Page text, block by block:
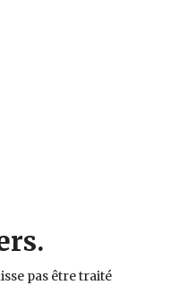
pas être traité